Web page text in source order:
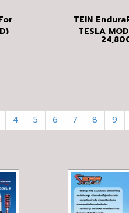
TEIN
TESLA
4 5 6 7 8 9